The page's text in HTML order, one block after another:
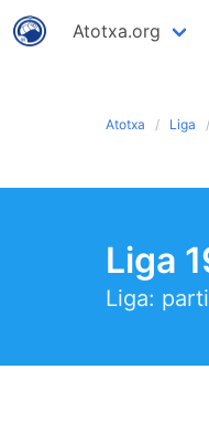
Atotxa.org
Atotxa Liga
Liga
Liga: